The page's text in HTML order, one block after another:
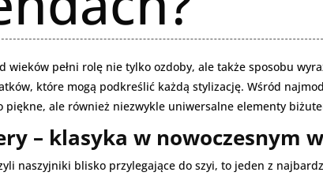
wieków pełni rolę nie tylko ozdoby, ale także sposobu
które mogą podkreślić każdą stylizację. Wśród
piękne, ale również niezwykle uniwersalne elementy
– klasyka w nowoczesnym
naszyjniki blisko przylegające do szyi, to jeden z